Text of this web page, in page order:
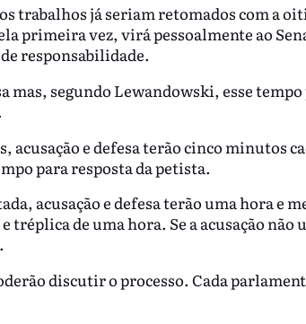
trabalhos já seriam retomados com a
primeira vez, virá pessoalmente ao
responsabilidade.
mas, segundo Lewandowski, esse tempo
acusação e defesa terão cinco minutos
para resposta da petista.
acusação e defesa terão uma hora e
tréplica de uma hora. Se a acusação
discutir o processo. Cada